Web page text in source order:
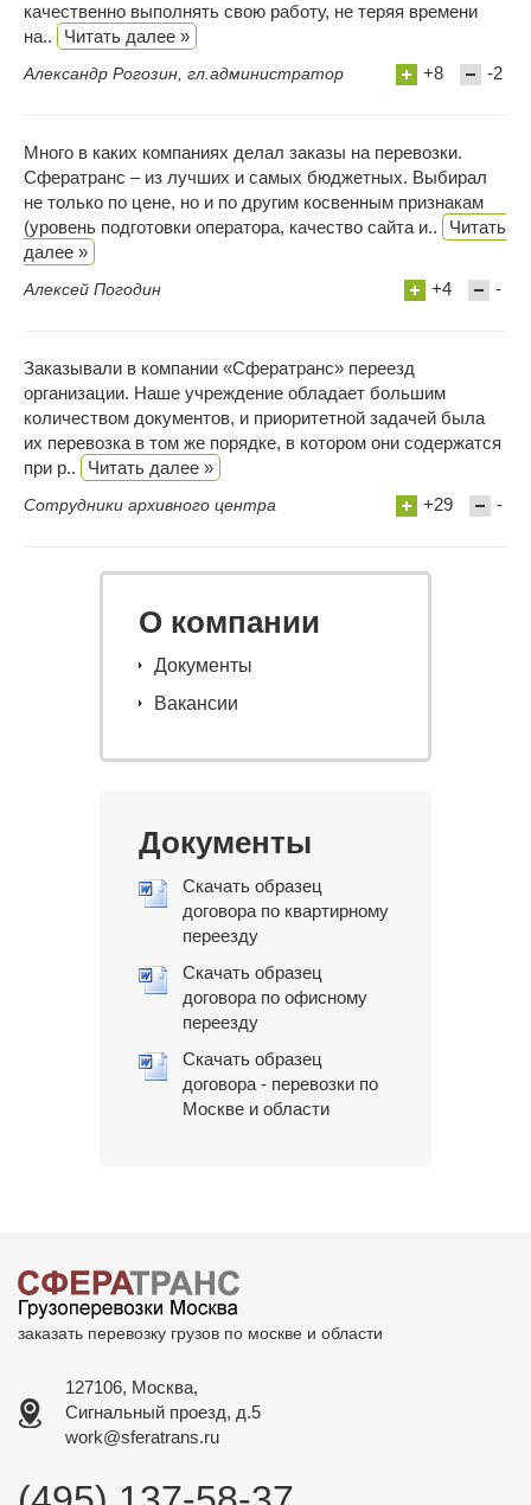
качественно выполнять свою работу, не теряя времени
на..
Читать далее »
Александр Рогозин, гл.администратор +8 -2
Много в каких компаниях делал заказы на перевозки.
Сфератранс – из лучших и самых бюджетных. Выбирал
не только по цене, но и по другим косвенным признакам
(уровень подготовки оператора, качество сайта и..
Читать
далее »
Алексей Погодин +4 -
Заказывали в компании «Сфератранс» переезд
организации. Наше учреждение обладает большим
количеством документов, и приоритетной задачей была
их перевозка в том же порядке, в котором они содержатся
при р..
Читать далее »
Сотрудники архивного центра +29 -
О компании
Документы
Вакансии
Документы
Скачать образец
договора по квартирному
переезду
Скачать образец
договора по офисному
переезду
Скачать образец
договора - перевозки по
Москве и области
заказать перевозку грузов по москве и области
127106, Москва,
Сигнальный проезд, д.5
work@sferatrans.ru